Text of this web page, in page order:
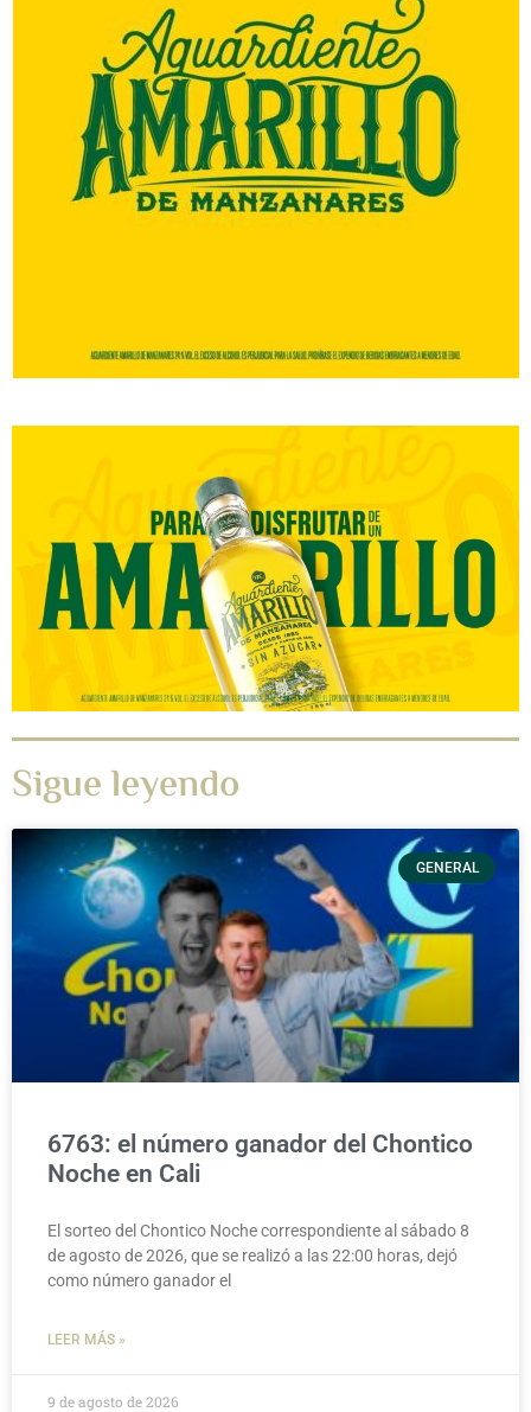
Sigue leyendo
GENERAL
6763: el número ganador del Chontico
Noche en Cali
El sorteo del Chontico Noche correspondiente al sábado 8
de agosto de 2026, que se realizó a las 22:00 horas, dejó
como número ganador el
LEER MÁS »
9 de agosto de 2026